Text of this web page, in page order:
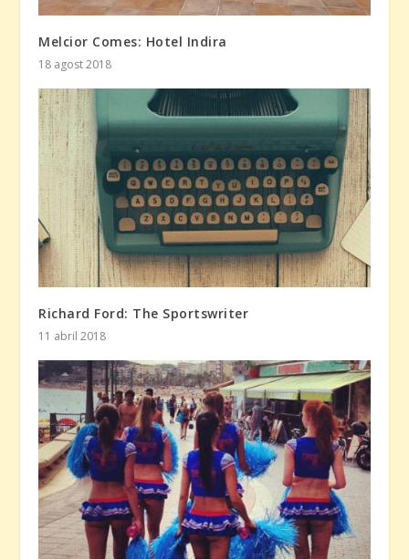
Melcior Comes: Hotel Indira
18 agost 2018
Richard Ford: The Sportswriter
11 abril 2018